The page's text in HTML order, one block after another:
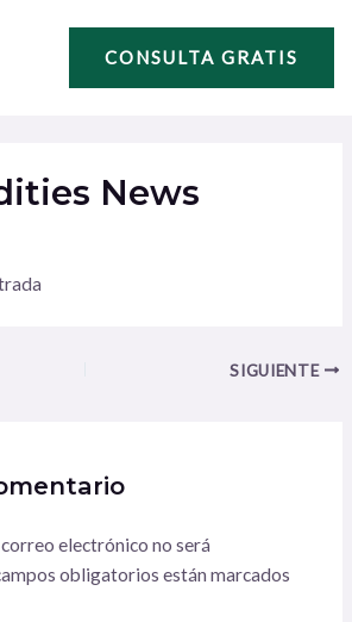
CONSULTA GRATIS
News
SIGUIENTE
electrónico no será
obligatorios están marcados